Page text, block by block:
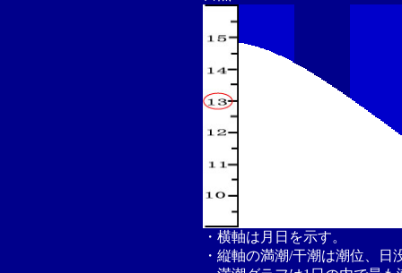
・横軸は月日を示す。
・縦軸の満潮/干潮は潮位、